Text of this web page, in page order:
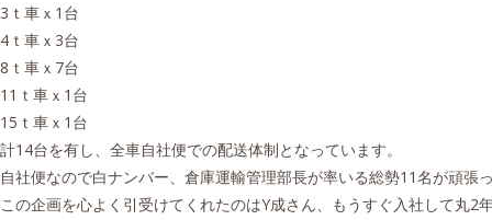
3ｔ車ｘ1台
4ｔ車ｘ3台
8ｔ車ｘ7台
11ｔ車ｘ1台
15ｔ車ｘ1台
計14台を有し、全車自社便での配送体制となっています。
自社便なので白ナンバー、倉庫運輸管理部長が率いる総勢11名が頑張
この企画を心よく引受けてくれたのはY成さん、もうすぐ入社して丸2